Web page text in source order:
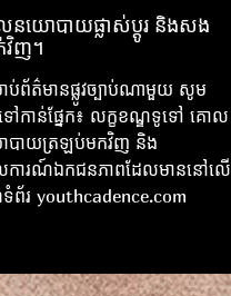
នយោបាយផ្លាស់ប្តូរ និងសង
វិញ។
ប់ព័ត៌មានផ្លូវច្បាប់ណាមួយ សូម
កាន់ផ្នែក៖ លក្ខខណ្ឌទូទៅ គោល
បាយត្រឡប់មកវិញ និង
ារណ៍ឯកជនភាពដែលមាននៅលើ
ព័រ youthcadence.com